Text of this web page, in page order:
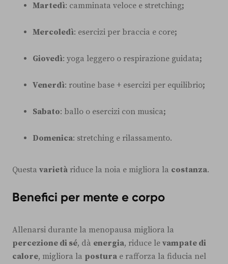
Martedì: camminata veloce e stretching;
Mercoledì: esercizi per braccia e core;
Giovedì: yoga leggero o respirazione guidata;
Venerdì: routine base + esercizi per equilibrio;
Sabato: ballo o esercizi con musica;
Domenica: stretching e rilassamento.
Questa varietà riduce la noia e migliora la costanza.
Benefici per mente e corpo
Allenarsi durante la menopausa migliora la
percezione di sé, dà energia, riduce le vampate di
calore, migliora la postura e rafforza la fiducia nel